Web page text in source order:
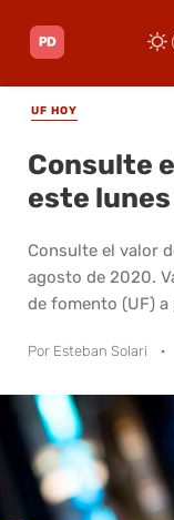
UF HOY
Consulte
este
Consulte el valor
agosto de 2020.
de fomento (UF) a
Por Esteban Solari ·